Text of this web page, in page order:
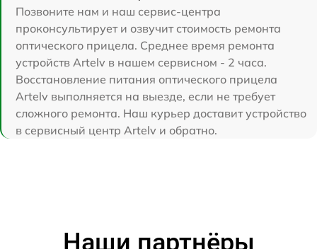
Позвоните нам и наш сервис-центра
проконсультирует и озвучит стоимость ремонта
оптического прицела. Среднее время ремонта
устройств Artelv в нашем сервисном - 2 часа.
Восстановление питания оптического прицела
Artelv выполняется на выезде, если не требует
сложного ремонта. Наш курьер доставит устройство
в сервисный центр Artelv и обратно.
Наши партнёры